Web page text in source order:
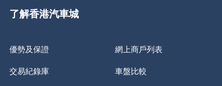
了解香港汽車城
優勢及保證 網上商戶列表
交易紀錄庫 車盤比較